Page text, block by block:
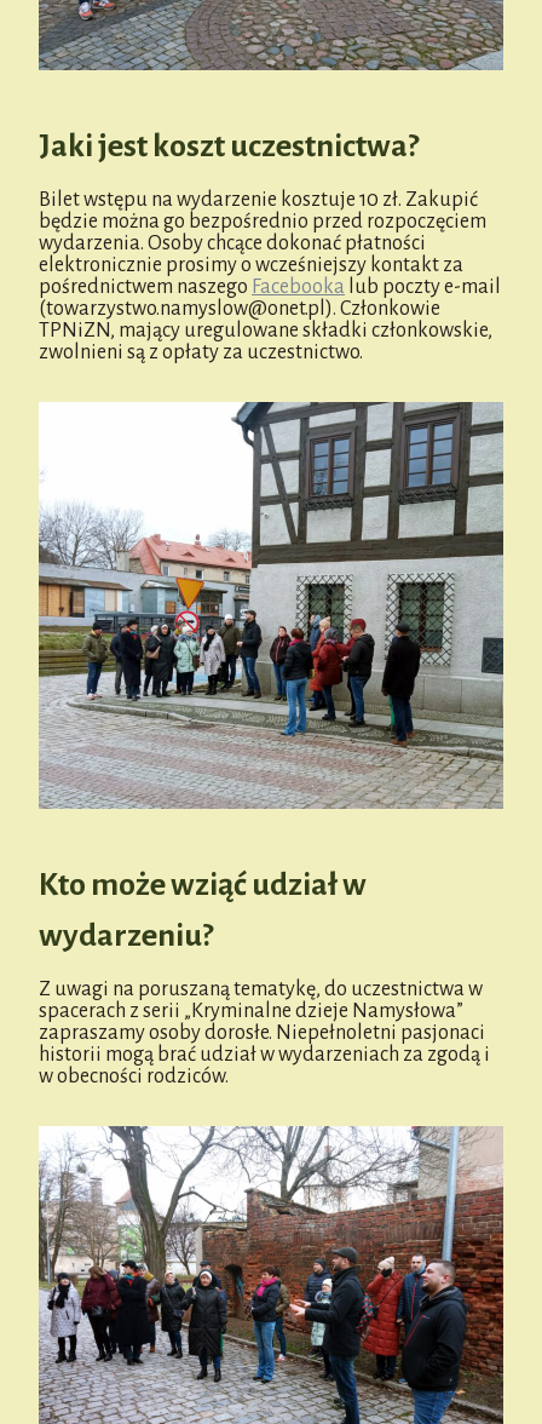
Jaki jest koszt uczestnictwa?
Bilet wstępu na wydarzenie kosztuje 10 zł. Zakupić
będzie można go bezpośrednio przed rozpoczęciem
wydarzenia. Osoby chcące dokonać płatności
elektronicznie prosimy o wcześniejszy kontakt za
pośrednictwem naszego Facebooka lub poczty e-mail
(towarzystwo.namyslow@onet.pl). Członkowie
TPNiZN, mający uregulowane składki członkowskie,
zwolnieni są z opłaty za uczestnictwo.
Kto może wziąć udział w
wydarzeniu?
Z uwagi na poruszaną tematykę, do uczestnictwa w
spacerach z serii „Kryminalne dzieje Namysłowa”
zapraszamy osoby dorosłe. Niepełnoletni pasjonaci
historii mogą brać udział w wydarzeniach za zgodą i
w obecności rodziców.